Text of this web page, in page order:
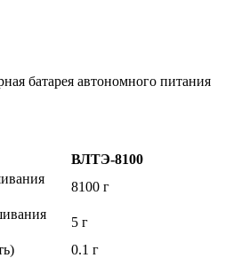
батарея автономного питания
ВЛТЭ-8100
8100 г
5 г
0.1 г